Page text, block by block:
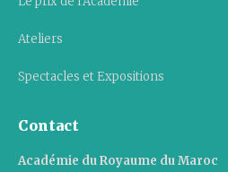
Ateliers
Spectacles et Expositions
Contact
Académie du Royaume du Maroc